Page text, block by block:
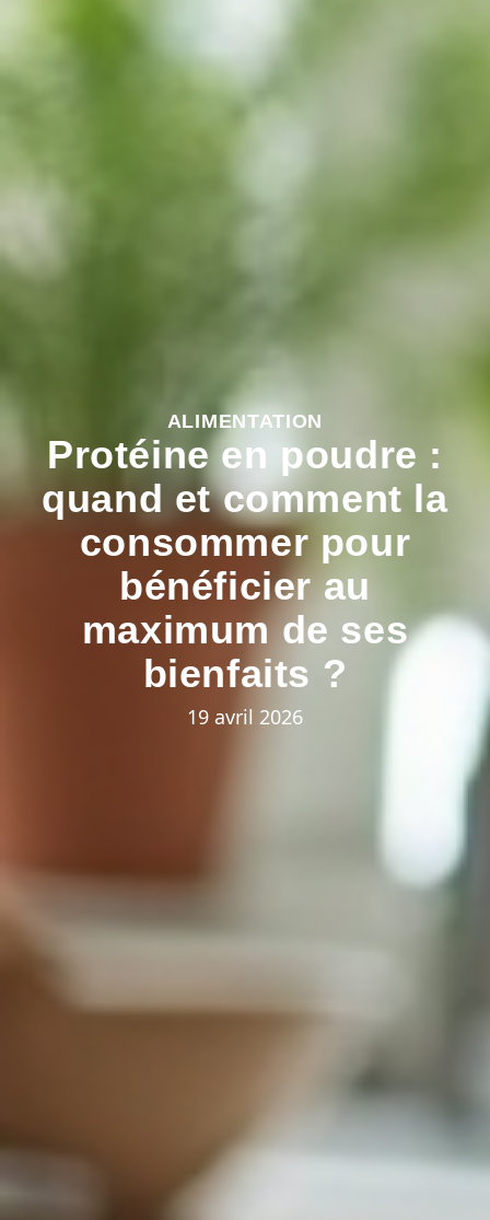
ALIMENTATION
Protéine en poudre :
quand et comment la
consommer pour
bénéficier au
maximum de ses
bienfaits ?
19 avril 2026